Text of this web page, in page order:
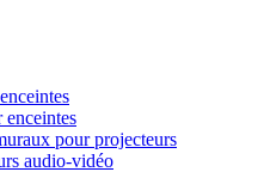
enceintes
pour projecteurs
audio-vidéo